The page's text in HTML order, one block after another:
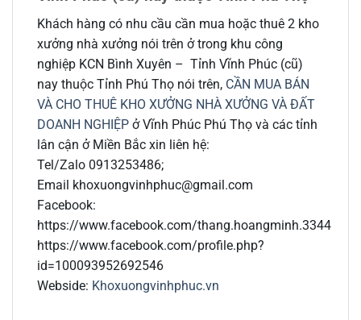
Khách hàng có nhu cầu cần mua hoặc thuê 2 kho
xưởng nhà xưởng nói trên ở trong khu công
nghiệp KCN Bình Xuyên – Tỉnh Vĩnh Phúc (cũ)
nay thuộc Tỉnh Phú Thọ nói trên, CẦN MUA BÁN
VÀ CHO THUÊ KHO XƯỞNG NHÀ XƯỞNG VÀ ĐẤT
DOANH NGHIỆP ở Vĩnh Phúc Phú Thọ và các tỉnh
lân cận ở Miền Bắc xin liên hệ:
Tel/Zalo 0913253486;
Email khoxuongvinhphuc@gmail.com
Facebook:
https://www.facebook.com/thang.hoangminh.3344
https://www.facebook.com/profile.php?
id=100093952692546
Webside: Khoxuongvinhphuc.vn